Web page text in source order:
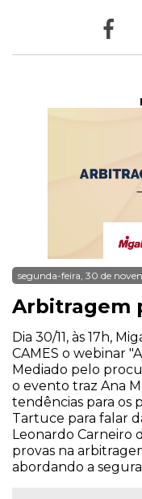
segunda-feira, 30 de
Arbitragem
Dia 30/11, às 17h,
CAMES o webinar
Mediado pelo
o evento traz Ana
tendências para os
Tartuce para falar
Leonardo Carneiro
provas na
abordando a